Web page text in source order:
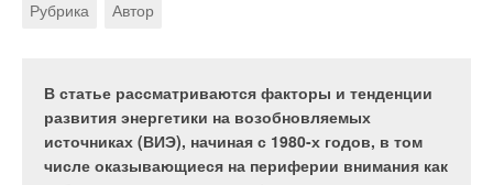
Рубрика Автор
В статье рассматриваются факторы и тенденции
развития энергетики на возобновляемых
источниках (ВИЭ), начиная с 1980-х годов, в том
числе оказывающиеся на периферии внимания как